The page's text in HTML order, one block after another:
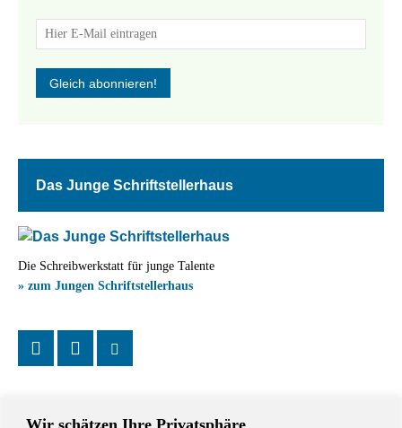
Wir schätzen Ihre Privatsphäre
Das Junge Schriftstellerhaus
Die Schreibwerkstatt für junge Talente
» zum Jungen Schriftstellerhaus